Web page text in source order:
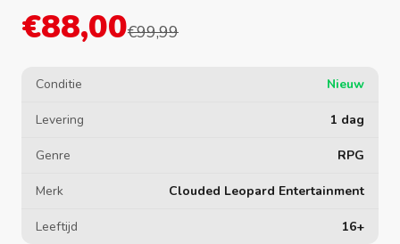
€88,00€99,99
Conditie Nieuw
Levering 1 dag
Genre RPG
Merk Clouded Leopard Entertainment
Leeftijd 16+